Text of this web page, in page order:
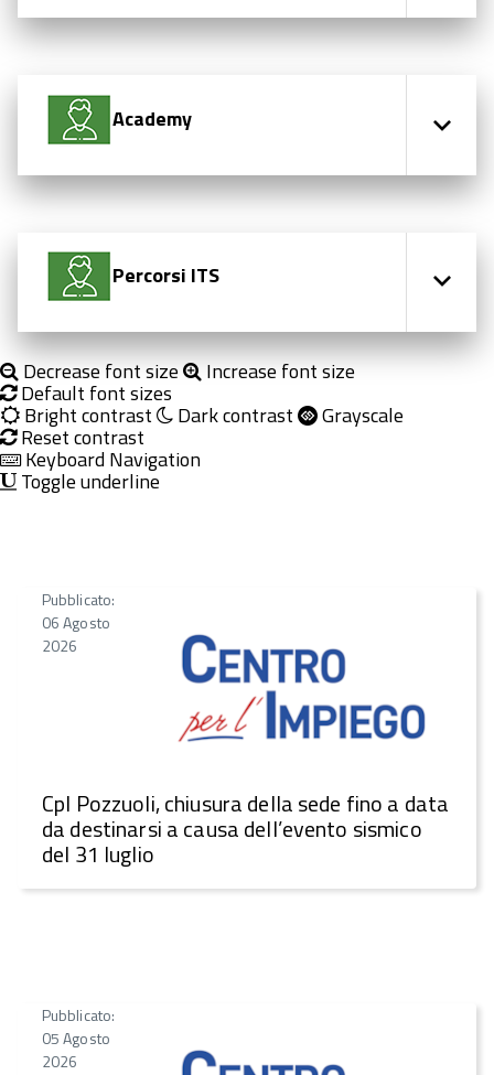
Academy
Percorsi ITS
Decrease font size Increase font size
Default font sizes
Bright contrast Dark contrast Grayscale
Reset contrast
Keyboard Navigation
Toggle underline
Pubblicato:
06 Agosto
2026
CpI Pozzuoli, chiusura della sede fino a data
da destinarsi a causa dell’evento sismico
del 31 luglio
Pubblicato:
05 Agosto
2026